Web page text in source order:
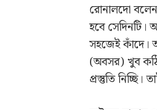
রোনালদো
হবে
সহজেই কাঁদে।
(অবসর) খুব
প্রস্তুতি